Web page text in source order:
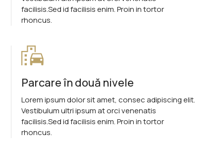
facilisis.Sed id facilisis enim. Proin in tortor
rhoncus.
Parcare în două nivele
Lorem ipsum dolor sit amet, consec adipiscing elit.
Vestibulum ultri ipsum at orci venenatis
facilisis.Sed id facilisis enim. Proin in tortor
rhoncus.